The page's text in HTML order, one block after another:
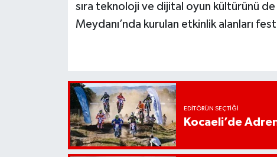
sıra teknoloji ve dijital oyun kültürünü
Meydanı’nda kurulan etkinlik alanları
EDITÖRÜN SEÇTIĞI
Kocaeli’de